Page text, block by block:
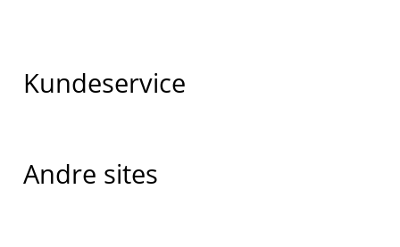
Kundeservice
Andre sites